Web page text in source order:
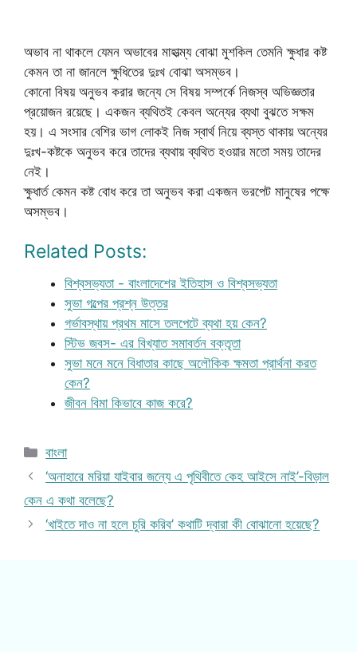
অভাব না থাকলে যেমন অভাবের মাহাত্ম্য বোঝা মুশকিল তেমনি ক্ষুধার কষ্ট
কেমন তা না জানলে ক্ষুধিতের দুঃখ বোঝা অসম্ভব।
কোনো বিষয় অনুভব করার জন্যে সে বিষয় সম্পর্কে নিজস্ব অভিজ্ঞতার
প্রয়োজন রয়েছে। একজন ব্যথিতই কেবল অন্যের ব্যথা বুঝতে সক্ষম
হয়। এ সংসার বেশির ভাগ লোকই নিজ স্বার্থ নিয়ে ব্যস্ত থাকায় অন্যের
দুঃখ-কষ্টকে অনুভব করে তাদের ব্যথায় ব্যথিত হওয়ার মতো সময় তাদের
নেই।
ক্ষুধার্ত কেমন কষ্ট বোধ করে তা অনুভব করা একজন ভরপেট মানুষের পক্ষে
অসম্ভব।
Related Posts:
বিশ্বসভ্যতা - বাংলাদেশের ইতিহাস ও বিশ্বসভ্যতা
সুভা গল্পের প্রশ্ন উত্তর
গর্ভাবস্থায় প্রথম মাসে তলপেটে ব্যথা হয় কেন?
স্টিভ জবস- এর বিখ্যাত সমাবর্তন বক্তৃতা
সুভা মনে মনে বিধাতার কাছে অলৌকিক ক্ষমতা প্রার্থনা করত
কেন?
জীবন বিমা কিভাবে কাজ করে?
Categories
বাংলা
‘অনাহারে মরিয়া যাইবার জন্যে এ পৃথিবীতে কেহ আইসে নাই’-বিড়াল
কেন এ কথা বলেছে?
‘খাইতে দাও না হলে চুরি করিব’ কথাটি দ্বারা কী বোঝানো হয়েছে?